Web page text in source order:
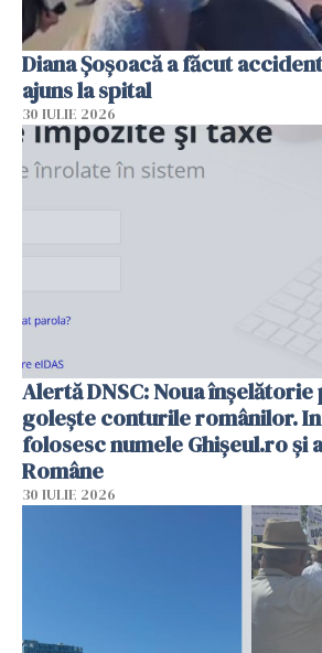
Diana Șoșoacă a făcut
ajuns la spital
30 IULIE 2026
Alertă DNSC: Noua înșelătorie
golește conturile românilor.
folosesc numele Ghișeul.ro și
Române
30 IULIE 2026